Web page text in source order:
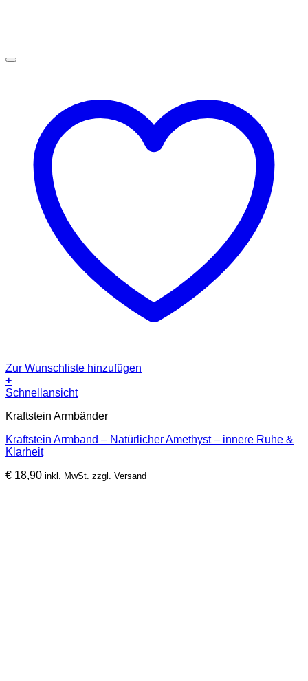
Zur Wunschliste hinzufügen
+
Schnellansicht
Kraftstein Armbänder
Kraftstein Armband – Natürlicher Amethyst – innere Ruhe &
Klarheit
€ 18,90 inkl. MwSt. zzgl. Versand